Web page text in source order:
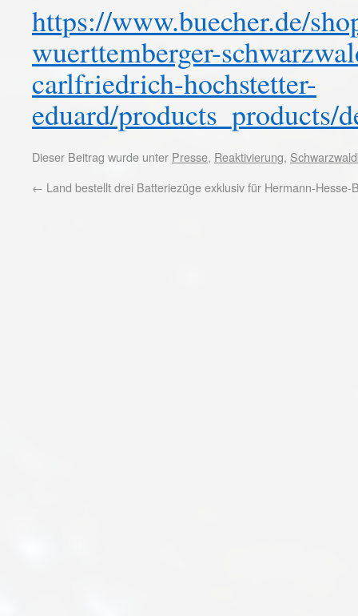
https://www.buecher.de/
wuerttemberger-
carlfriedrich-hochstetter-
eduard/products_products/
Dieser Beitrag wurde unter Presse, Reaktivierung,
← Land bestellt drei Batteriezüge exklusiv für Hermann-Hesse-